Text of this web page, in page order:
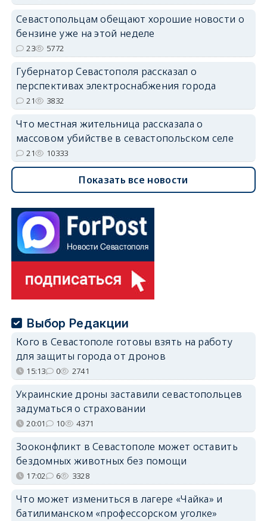
Севастопольцам обещают хорошие новости о
бензине уже на этой неделе
23 5772
Губернатор Севастополя рассказал о
перспективах электроснабжения города
21 3832
Что местная жительница рассказала о
массовом убийстве в севастопольском селе
21 10333
Показать все новости
Выбор Редакции
Кого в Севастополе готовы взять на работу
для защиты города от дронов
15:13 0 2741
Украинские дроны заставили севастопольцев
задуматься о страховании
20:01 10 4371
Зооконфликт в Севастополе может оставить
бездомных животных без помощи
17:02 6 3328
Что может измениться в лагере «Чайка» и
батилиманском «профессорском уголке»